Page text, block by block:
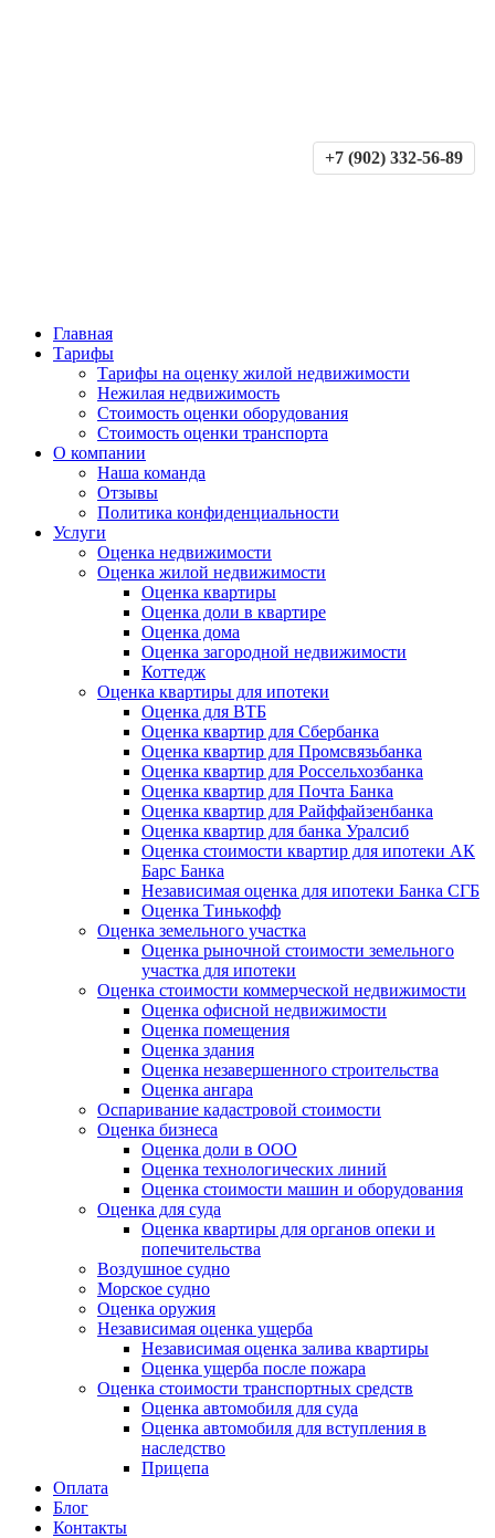
+7 (902) 332-56-89
Главная
Тарифы
Тарифы на оценку жилой недвижимости
Нежилая недвижимость
Стоимость оценки оборудования
Стоимость оценки транспорта
О компании
Наша команда
Отзывы
Политика конфиденциальности
Услуги
Оценка недвижимости
Оценка жилой недвижимости
Оценка квартиры
Оценка доли в квартире
Оценка дома
Оценка загородной недвижимости
Коттедж
Оценка квартиры для ипотеки
Оценка для ВТБ
Оценка квартир для Сбербанка
Оценка квартир для Промсвязьбанка
Оценка квартир для Россельхозбанка
Оценка квартир для Почта Банка
Оценка квартир для Райффайзенбанка
Оценка квартир для банка Уралсиб
Оценка стоимости квартир для ипотеки АК
Барс Банка
Независимая оценка для ипотеки Банка СГБ
Оценка Тинькофф
Оценка земельного участка
Оценка рыночной стоимости земельного
участка для ипотеки
Оценка стоимости коммерческой недвижимости
Оценка офисной недвижимости
Оценка помещения
Оценка здания
Оценка незавершенного строительства
Оценка ангара
Оспаривание кадастровой стоимости
Оценка бизнеса
Оценка доли в ООО
Оценка технологических линий
Оценка стоимости машин и оборудования
Оценка для суда
Оценка квартиры для органов опеки и
попечительства
Воздушное судно
Морское судно
Оценка оружия
Независимая оценка ущерба
Независимая оценка залива квартиры
Оценка ущерба после пожара
Оценка стоимости транспортных средств
Оценка автомобиля для суда
Оценка автомобиля для вступления в
наследство
Прицепа
Оплата
Блог
Контакты